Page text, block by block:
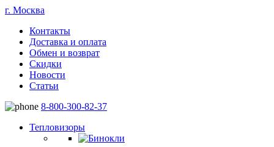
г. Москва
Контакты
Доставка и оплата
Обмен и возврат
Скидки
Новости
Статьи
8-800-300-82-37
Тепловизоры